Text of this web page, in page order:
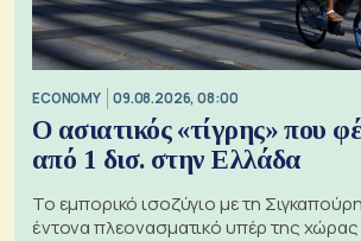
ECONOMY 09.08.2026, 08:00
Ο ασιατικός «τίγρης» που
από 1 δισ. στην Ελλάδα
Το εμπορικό ισοζύγιο με τη
έντονα πλεονασματικό υπέρ της